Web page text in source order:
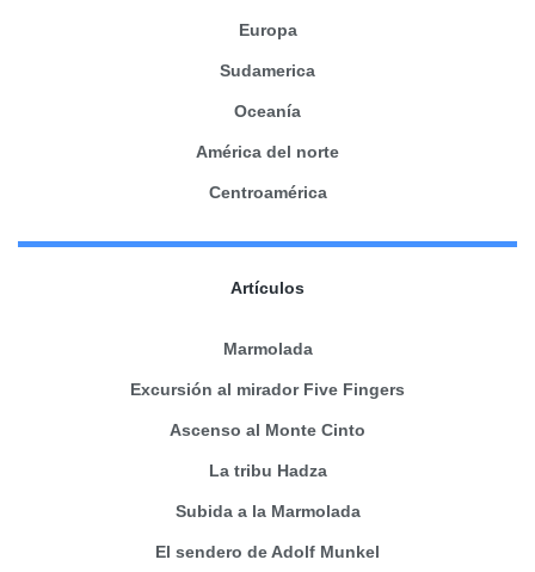
Europa
Sudamerica
Oceanía
América del norte
Centroamérica
Artículos
Marmolada
Excursión al mirador Five Fingers
Ascenso al Monte Cinto
La tribu Hadza
Subida a la Marmolada
El sendero de Adolf Munkel